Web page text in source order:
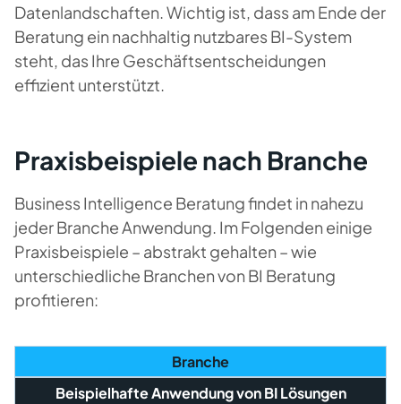
Datenlandschaften. Wichtig ist, dass am Ende der
Beratung ein nachhaltig nutzbares BI-System
steht, das Ihre Geschäftsentscheidungen
effizient unterstützt.
Praxisbeispiele nach Branche
Business Intelligence Beratung findet in nahezu
jeder Branche Anwendung. Im Folgenden einige
Praxisbeispiele – abstrakt gehalten – wie
unterschiedliche Branchen von BI Beratung
profitieren:
Branche
Beispielhafte Anwendung von BI Lösungen